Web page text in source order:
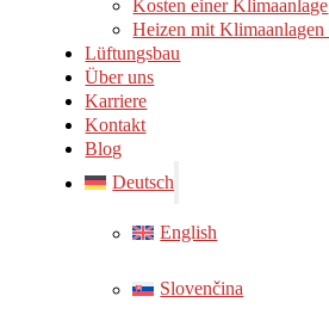
Kosten einer Klimaanlage
Heizen mit Klimaanlagen
Lüftungsbau
Über uns
Karriere
Kontakt
Blog
Deutsch
English
Slovenčina